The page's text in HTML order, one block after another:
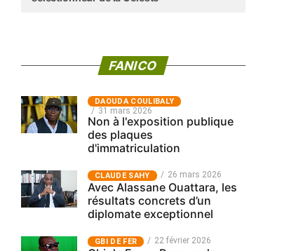
FANICO
‎DAOUDA COULIBALY
31 mars 2026
Non à l'exposition publique
des plaques
d'immatriculation
CLAUDE SAHY 26 mars 2026
Avec Alassane Ouattara, les
résultats concrets d’un
diplomate exceptionnel
GBI DE FER 22 février 2026